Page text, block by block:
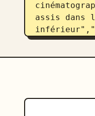
assis dans
Demandez